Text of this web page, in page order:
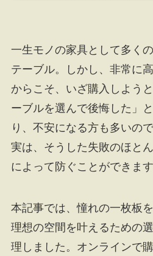
一生モノの家具として多く
テーブル。しかし、非常に
からこそ、いざ購入しよう
ーブルを選んで後悔した」
り、不安になる方も多いの
実は、そうした失敗のほと
によって防ぐことができます
本記事では、憧れの一枚板
理想の空間を叶えるための
理しました。オンラインで